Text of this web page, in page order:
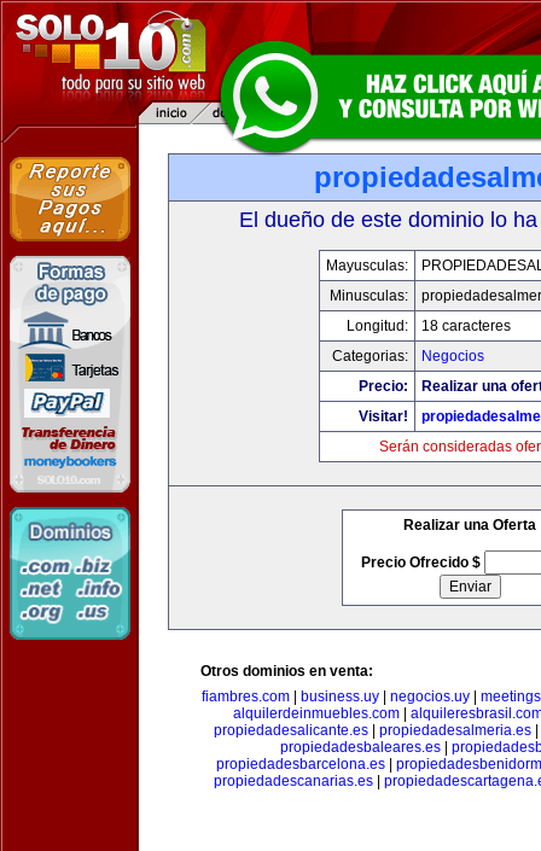
El dueño de este dominio lo
Mayusculas:
Minusculas:
Longitud:
18 caracteres
Categorias:
Negocios
Precio:
Realizar una
Visitar!
Serán consideradas
Realizar una Oferta
Precio Ofrecido $
Otros dominios en venta:
fiambres.com| business.uy| negocios.uy|
alquilerdeinmuebles.com|
propiedadesalicante.es| propiedadesalmeria.es|
propiedadesbaleares.es
propiedadesbarcelona.es
propiedadescanarias.es|